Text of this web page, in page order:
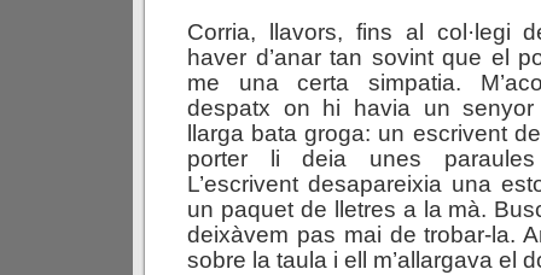
Corria, llavors, fins al col·legi
haver d’anar tan sovint que el
me una certa simpatia.
despatx on hi havia un
llarga bata groga: un escrivent
porter li deia unes
L’escrivent desapareixia una
un paquet de lletres a la mà.
deixàvem pas mai de trobar-la.
sobre la taula i ell m’allargava el